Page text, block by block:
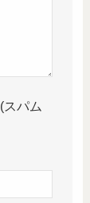
パム